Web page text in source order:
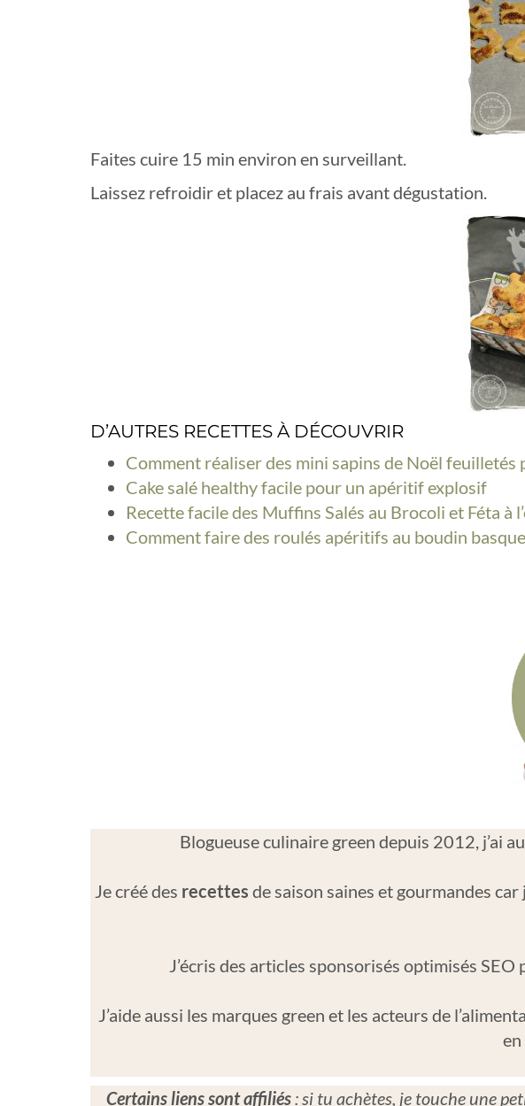
Faites cuire 15 min environ en surveillant.
Laissez refroidir et placez au frais avant dégustation.
D’AUTRES RECETTES À DÉCOUVRIR
Comment réaliser des mini sapins de Noël feuilletés
Cake salé healthy facile pour un apéritif explosif
Recette facile des Muffins Salés au Brocoli et Féta à
Comment faire des roulés apéritifs au boudin
Blogueuse culinaire green depuis 2012, j’ai
Je créé des recettes de saison saines et gourmandes
J’écris des articles sponsorisés optimisés
J’aide aussi les marques green et les acteurs de
Certains liens sont affiliés: si tu achètes, je touche une